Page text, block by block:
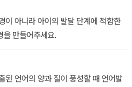
이 아니라 아이의 발달 단계에 적합한
을 만들어주세요.
된 언어의 양과 질이 풍성할 때 언어발